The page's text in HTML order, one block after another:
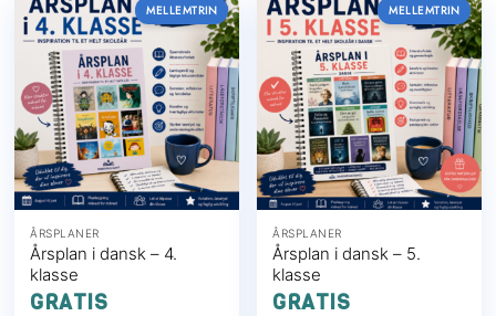
MELLEMTRIN
ÅRSPLANER
Årsplan i dansk – 4.
klasse
GRATIS
MELLEMTRIN
ÅRSPLANER
Årsplan i dansk – 5.
klasse
GRATIS